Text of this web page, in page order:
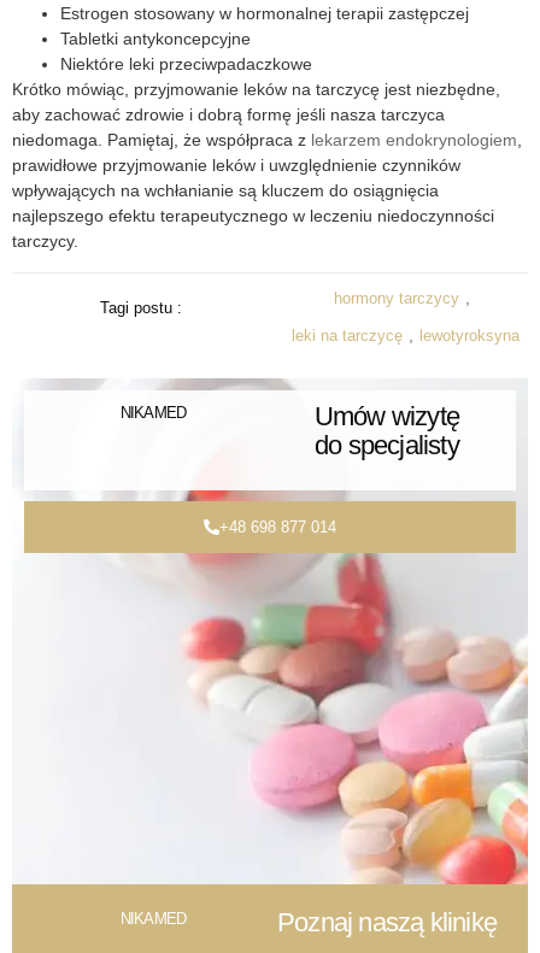
Estrogen stosowany w hormonalnej terapii zastępczej
Tabletki antykoncepcyjne
Niektóre leki przeciwpadaczkowe
Krótko mówiąc, przyjmowanie leków na tarczycę jest niezbędne,
aby zachować zdrowie i dobrą formę jeśli nasza tarczyca
niedomaga. Pamiętaj, że współpraca z lekarzem endokrynologiem,
prawidłowe przyjmowanie leków i uwzględnienie czynników
wpływających na wchłanianie są kluczem do osiągnięcia
najlepszego efektu terapeutycznego w leczeniu niedoczynności
tarczycy.
Tagi postu :
hormony tarczycy
leki na tarczycę lewotyroksyna
NIKAMED
Umów wizytę
do specjalisty
+48 698 877 014
NIKAMED Poznaj naszą klinikę